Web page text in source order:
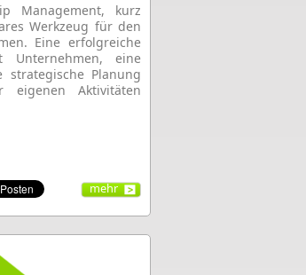
Management, kurz
Werkzeug für den
Eine erfolgreiche
Unternehmen, eine
strategische Planung
eigenen Aktivitäten
mehr